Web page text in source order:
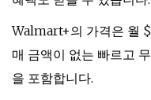
Walmart+의 가격은 월
매 금액이 없는 빠르고
을 포함합니다.